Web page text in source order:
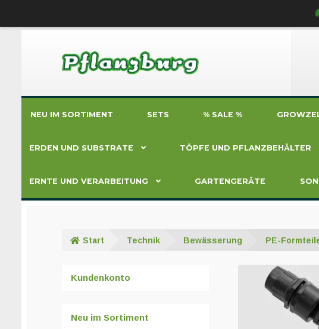
Navigation
NEU IM SORTIMENT SETS % SALE %
ERDEN UND SUBSTRATE TÖPFE UND PFLANZBEHÄLTER
ERNTE UND VERARBEITUNG GARTENGERÄTE
Start Technik Bewässerung PE-
Kundenkonto
Neu im Sortiment